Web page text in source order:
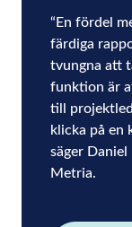
“En fördel
färdiga
tvungna att
funktion är
till
klicka på en
säger
Metria.